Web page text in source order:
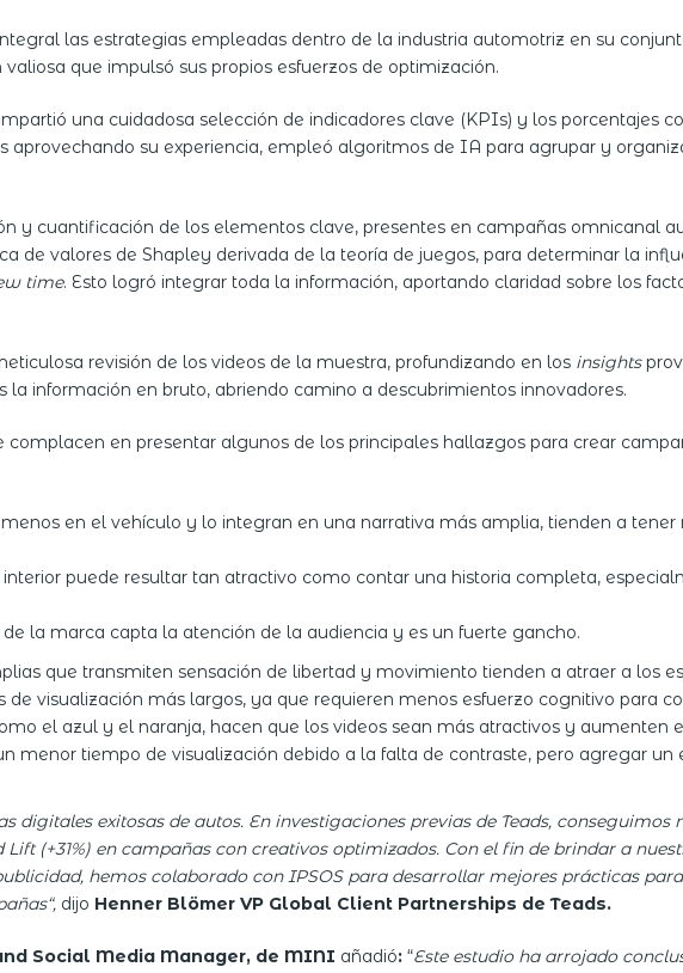
las estrategias empleadas dentro de la industria automotriz en su
que impulsó sus propios esfuerzos de optimización.
una cuidadosa selección de indicadores clave (KPIs) y los porcentajes
aprovechando su experiencia, empleó algoritmos de IA para agrupar y
y cuantificación de los elementos clave, presentes en campañas omnicanal
de valores de Shapley derivada de la teoría de juegos, para determinar la
time. Esto logró integrar toda la información, aportando claridad sobre los
revisión de los videos de la muestra, profundizando en los insights
información en bruto, abriendo camino a descubrimientos innovadores.
complacen en presentar algunos de los principales hallazgos para crear
en el vehículo y lo integran en una narrativa más amplia, tienden a
puede resultar tan atractivo como contar una historia completa,
la marca capta la atención de la audiencia y es un fuerte gancho.
que transmiten sensación de libertad y movimiento tienden a atraer a los
visualización más largos, ya que requieren menos esfuerzo cognitivo para
el azul y el naranja, hacen que los videos sean más atractivos y aumenten
menor tiempo de visualización debido a la falta de contraste, pero agregar
digitales exitosas de autos. En investigaciones previas de Teads, conseguimos
(+31%) en campañas con creativos optimizados. Con el fin de brindar a
hemos colaborado con IPSOS para desarrollar mejores prácticas
dijo Henner Blömer VP Global Client Partnerships de Teads.
Social Media Manager, de MINI añadió: “Este estudio ha arrojado